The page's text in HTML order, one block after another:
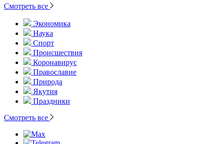
Смотреть все
Экономика
Наука
Спорт
Происшествия
Коронавирус
Православие
Природа
Якутия
Праздники
Смотреть все